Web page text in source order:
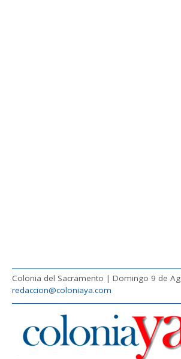
Colonia del Sacramento | Domingo 9 de
redaccion@coloniaya.com